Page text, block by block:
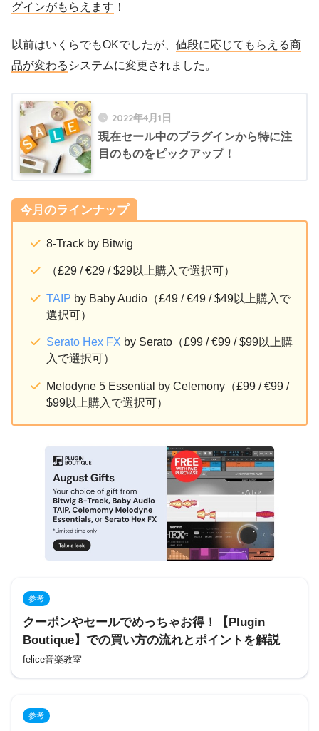
グインがもらえます ！
以前はいくらでもOKでしたが、 値段に応じてもらえる商
品が変わる システムに変更されました。
2022年4月1日
現在セール中のプラグインから特に注
目のものをピックアップ！
今月のラインナップ
8-Track by Bitwig
（£29 / €29 / $29以上購入で選択可）
TAIP by Baby Audio（£49 / €49 / $49以上購入で
選択可）
Serato Hex FX by Serato（£99 / €99 / $99以上購
入で選択可）
Melodyne 5 Essential by Celemony（£99 / €99 /
$99以上購入で選択可）
参考
クーポンやセールでめっちゃお得！【Plugin
Boutique】での買い方の流れとポイントを解説
felice音楽教室
参考